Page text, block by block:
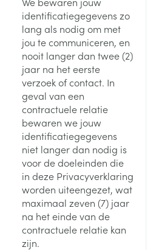
identificatiegegevens zo
lang als nodig om met
jou te communiceren, en
nooit langer dan twee (2)
jaar na het eerste
verzoek of contact. In
geval van een
contractuele relatie
bewaren we jouw
identificatiegegevens
niet langer dan nodig is
voor de doeleinden die
in deze Privacyverklaring
worden uiteengezet, wat
maximaal zeven (7) jaar
na het einde van de
contractuele relatie kan
zijn.